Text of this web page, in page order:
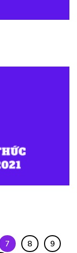
7 8
9